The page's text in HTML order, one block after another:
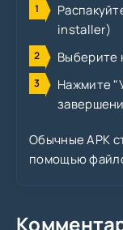
installer)
Выберите
Нажмите
Обычные APK
помощью